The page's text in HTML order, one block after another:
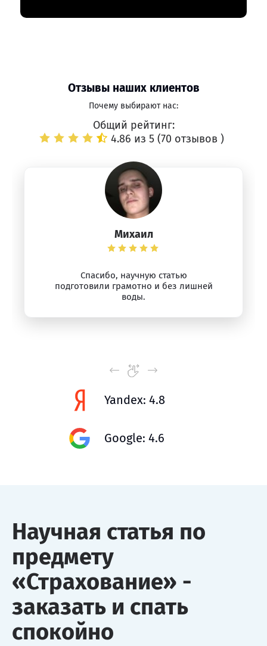
Отзывы наших клиентов
Почему выбирают нас:
Общий рейтинг:
4.86 из 5 (70 отзывов )
Михаил
Спасибо, научную статью
подготовили грамотно и без лишней
воды.
Yandex: 4.8
Google: 4.6
Научная статья по
предмету
«Страхование» -
заказать и спать
спокойно